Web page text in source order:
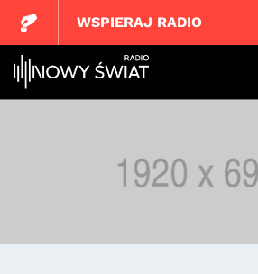
WSPIERAJ RADIO